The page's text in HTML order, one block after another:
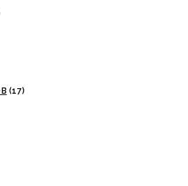
(17)